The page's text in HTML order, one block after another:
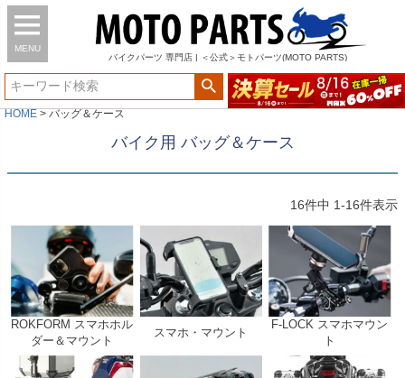
MENU
バイク パーツ 専門店 | ＜公式＞モトパーツ(MOTO PARTS)
HOME バッグ＆ケース
バイク用 バッグ＆ケース
16件中 1-16件表示
ROKFORM スマホホル
ダー＆マウント
スマホ・マウント
F-LOCK スマホマウン
ト